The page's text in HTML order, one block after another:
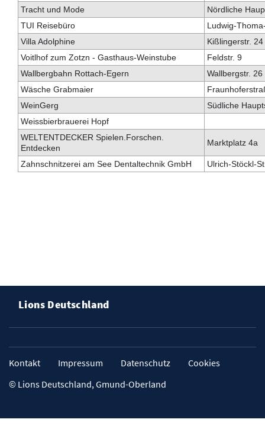
Tracht und Mode
Nördliche
TUI Reisebüro
Ludwig-
Villa Adolphine
Kißlingerstr. 24
Voitlhof zum Zotzn - Gasthaus-Weinstube
Feldstr. 9
Wallbergbahn Rottach-Egern
Wallbergstr. 26
Wäsche Grabmaier
WeinGerg
Südliche
Weissbierbrauerei Hopf
WELTENTDECKER Spielen.Forschen.
Entdecken
Marktplatz 4a
Zahnschnitzerei am See Dentaltechnik GmbH Ulrich-Stöckl-
Lions Deutschland
Kontakt Impressum Datenschutz
Cookies
© Lions Deutschland, Gmund-Oberland